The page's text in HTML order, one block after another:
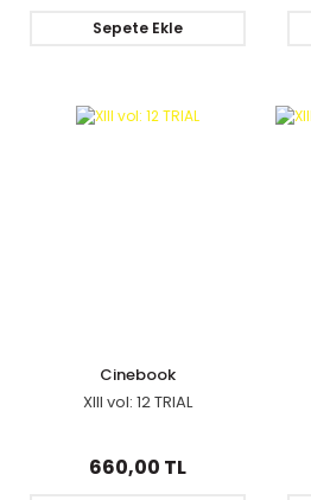
Sepete Ekle
Cinebook
XIII vol: 12 TRIAL
660,00 TL